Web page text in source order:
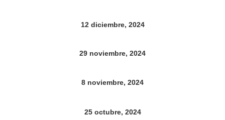
12 diciembre, 2024
29 noviembre, 2024
8 noviembre, 2024
25 octubre, 2024